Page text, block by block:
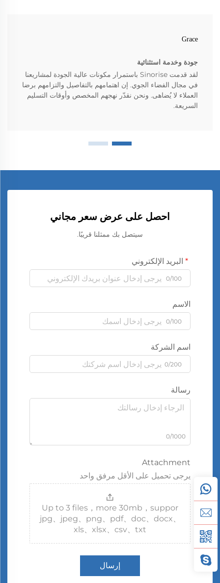
Grace
جودة وخدمة استثنائية
لقد قدمت Sinorise باستمرار مكونات عالية الجودة لمشاريعنا
في مجال الفضاء الجوي. إن اهتمامهم بالتفاصيل والتزامهم برضا
العملاء لا يُضاهى. ونحن نقدّر نهجهم المخصص وأوقات التسليم
السريعة.
احصل على عرض سعر مجاني
سيتصل بك ممثلنا قريبًا.
البريد الإلكتروني
0/100
الاسم
0/100
اسم الشركة
0/200
رسالة
0/1000
Attachment
يرجى تحميل على الأقل مرفق واحد
Up to 3 files，more 30mb，suppor
jpg、jpeg、png、pdf、doc、docx、
xls、xlsx、csv、txt
إرسال